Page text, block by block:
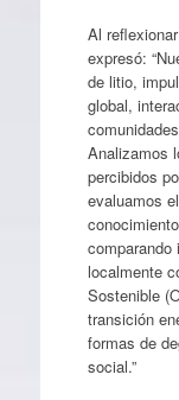
Al
expresó:
de litio,
global,
Analizamos
percibidos
evaluamos
comparando
localmente
Sostenible
transición
formas de
social.”